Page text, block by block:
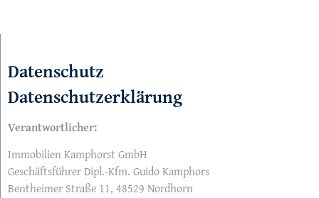
Datenschutz
Datenschutzerklärung
Verantwortlicher:
Immobilien Kamphorst GmbH
Geschäftsführer Dipl.-Kfm. Guido Kamphors
Bentheimer Straße 11, 48529 Nordhorn